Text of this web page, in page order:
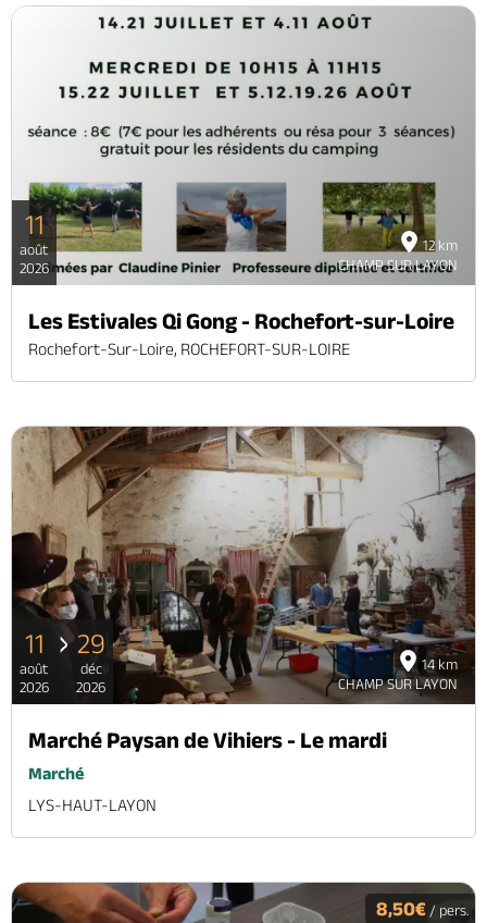
12 km
CHAMP SUR LAYON
11
août
2026
Les Estivales Qi Gong - Rochefort-sur-Loire
Rochefort-Sur-Loire, ROCHEFORT-SUR-LOIRE
14 km
CHAMP SUR LAYON
11
août
2026
29
déc
2026
Marché Paysan de Vihiers - Le mardi
Marché
LYS-HAUT-LAYON
8,50€ / pers.